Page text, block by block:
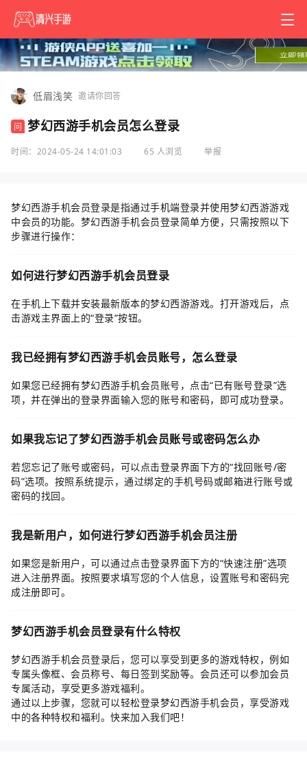
低眉浅笑 邀请你回答
问 梦幻西游手机会员怎么登录
时间：2024-05-24 14:01:03 65 人浏览 举报
梦幻西游手机会员登录是指通过手机端登录并使用梦幻西游游戏
中会员的功能。梦幻西游手机会员登录简单方便，只需按照以下
步骤进行操作：
如何进行梦幻西游手机会员登录
在手机上下载并安装最新版本的梦幻西游游戏。打开游戏后，点
击游戏主界面上的“登录”按钮。
我已经拥有梦幻西游手机会员账号，怎么登录
如果您已经拥有梦幻西游手机会员账号，点击“已有账号登录”选
项，并在弹出的登录界面输入您的账号和密码，即可成功登录。
如果我忘记了梦幻西游手机会员账号或密码怎么办
若您忘记了账号或密码，可以点击登录界面下方的“找回账号/密
码”选项。按照系统提示，通过绑定的手机号码或邮箱进行账号或
密码的找回。
我是新用户，如何进行梦幻西游手机会员注册
如果您是新用户，可以通过点击登录界面下方的“快速注册”选项
进入注册界面。按照要求填写您的个人信息，设置账号和密码完
成注册即可。
梦幻西游手机会员登录有什么特权
梦幻西游手机会员登录后，您可以享受到更多的游戏特权，例如
专属头像框、会员称号、每日签到奖励等。会员还可以参加会员
专属活动，享受更多游戏福利。
通过以上步骤，您就可以轻松登录梦幻西游手机会员，享受游戏
中的各种特权和福利。快来加入我们吧！